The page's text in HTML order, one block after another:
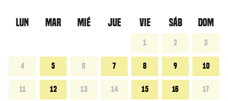
LUN MAR MIÉ JUE VIE SÁB DOM
1 2 3
4 5 6 7 8 9 10
11 12 13 14 15 16 17